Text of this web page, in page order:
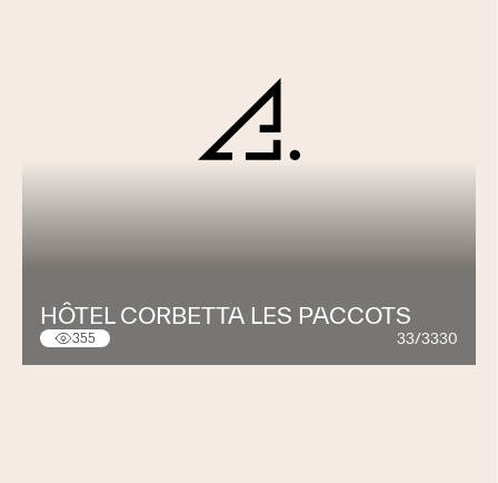
Réactivité, flexibilité et respect des délais
Coordination et qualité de l’installation
intérieurs à vos côtés !
HÔTEL CORBETTA LES PACCOTS
355 33/3330